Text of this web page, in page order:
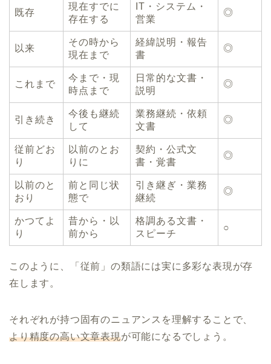
既存
現在すでに
存在する
IT・システム・
営業
◎
以来
その時から
現在まで
経緯説明・報告
書
◎
これまで
今まで・現
時点まで
日常的な文書・
説明
◎
引き続き
今後も継続
して
業務継続・依頼
文書
◎
従前どお
り
以前のとお
りに
契約・公式文
書・覚書
◎
以前のと
おり
前と同じ状
態で
引き継ぎ・業務
継続
◎
かつてよ
り
昔から・以
前から
格調ある文書・
スピーチ
○
このように、「従前」の類語には実に多彩な表現が存
在します。
それぞれが持つ固有のニュアンスを理解することで、
より精度の高い文章表現が可能になるでしょう。